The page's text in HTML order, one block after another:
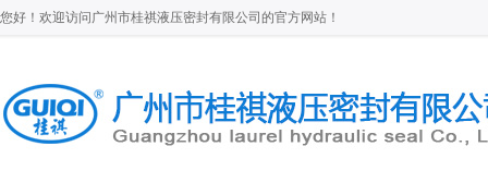
您好！欢迎访问广州市桂祺液压密封有限公司的官方网站！